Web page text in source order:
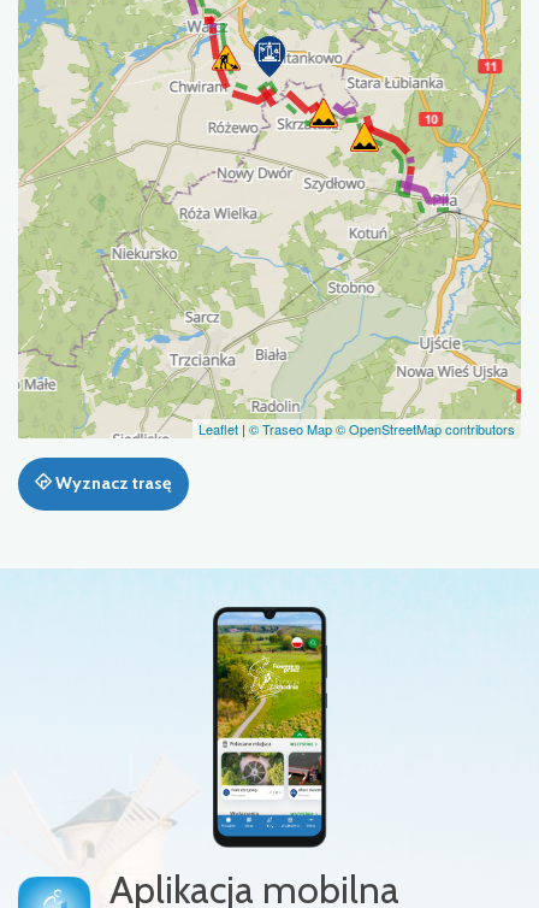
Leaflet | © Traseo Map© OpenStreetMap contributors
Wyznacz trasę
Aplikacja mobilna